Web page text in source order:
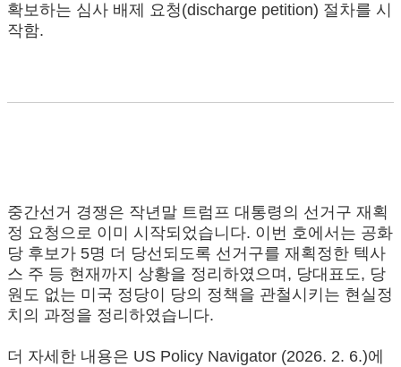
확보하는 심사 배제 요청(discharge petition) 절차를 시
작함.
중간선거 경쟁은 작년말 트럼프 대통령의 선거구 재획
정 요청으로 이미 시작되었습니다. 이번 호에서는 공화
당 후보가 5명 더 당선되도록 선거구를 재획정한 텍사
스 주 등 현재까지 상황을 정리하였으며, 당대표도, 당
원도 없는 미국 정당이 당의 정책을 관철시키는 현실정
치의 과정을 정리하였습니다.
더 자세한 내용은 US Policy Navigator (2026. 2. 6.)에